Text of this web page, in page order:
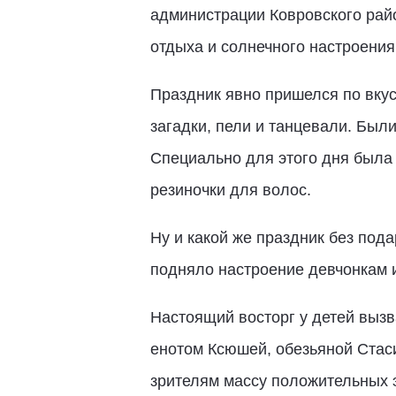
администрации Ковровского
отдыха и солнечного
Праздник явно пришелся по
загадки, пели и танцевали.
Специально для этого дня была
резиночки для волос.
Ну и какой же праздник без
подняло настроение
Настоящий восторг у детей
енотом Ксюшей, обезьяной
зрителям массу положительных